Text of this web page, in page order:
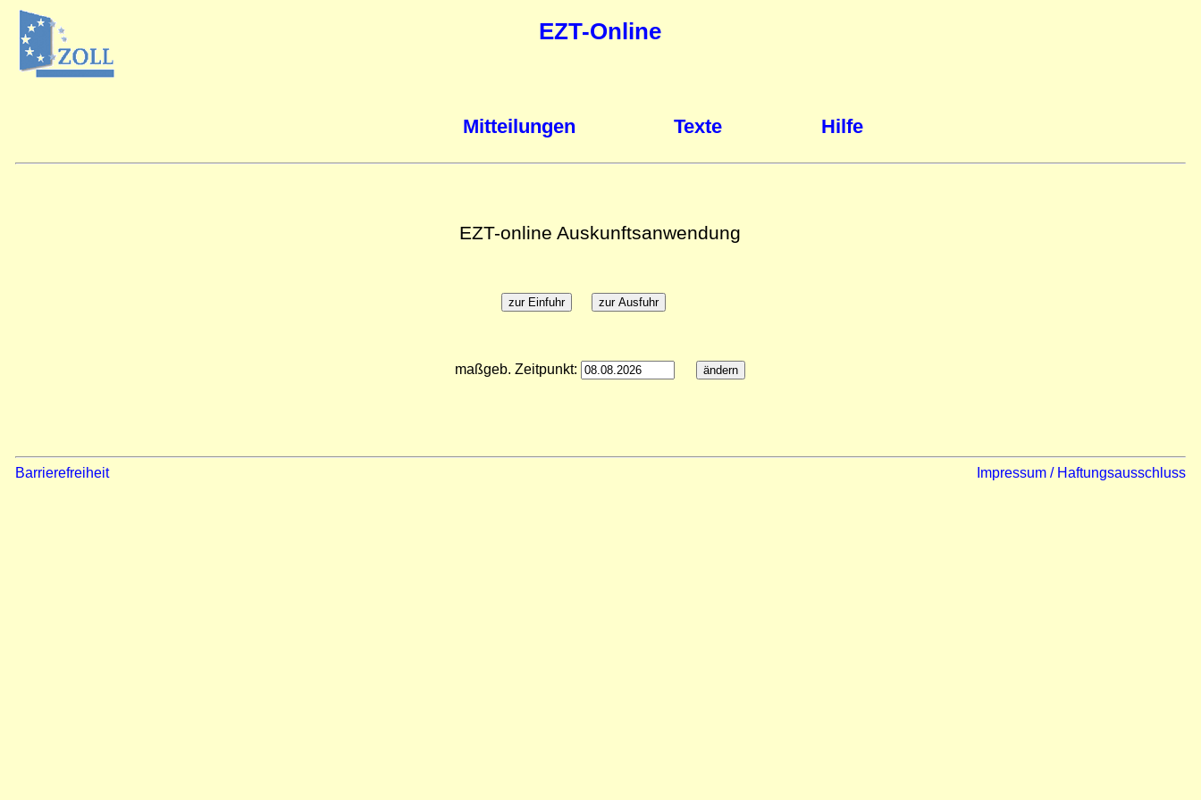
EZT-Online
Mitteilungen Texte Hilfe
EZT-online Auskunftsanwendung
maßgeb. Zeitpunkt:
Barrierefreiheit Impressum / Haftungsausschluss